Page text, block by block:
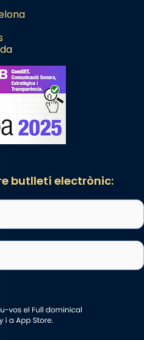
butlletí electrònic: